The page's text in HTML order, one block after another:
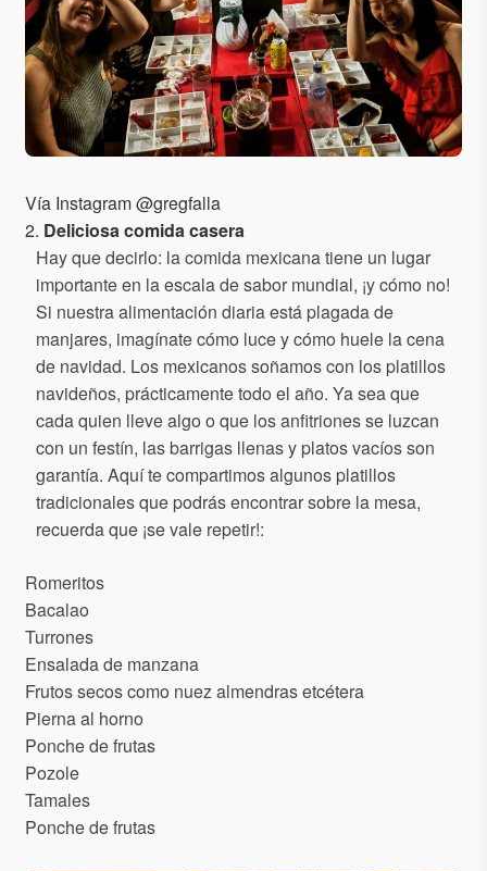
Vía Instagram @gregfalla
2. Deliciosa comida casera
Hay que decirlo: la comida mexicana tiene un lugar
importante en la escala de sabor mundial, ¡y cómo no!
Si nuestra alimentación diaria está plagada de
manjares, imagínate cómo luce y cómo huele la cena
de navidad. Los mexicanos soñamos con los platillos
navideños, prácticamente todo el año. Ya sea que
cada quien lleve algo o que los anfitriones se luzcan
con un festín, las barrigas llenas y platos vacíos son
garantía. Aquí te compartimos algunos platillos
tradicionales que podrás encontrar sobre la mesa,
recuerda que ¡se vale repetir!:
Romeritos
Bacalao
Turrones
Ensalada de manzana
Frutos secos como nuez almendras etcétera
Pierna al horno
Ponche de frutas
Pozole
Tamales
Ponche de frutas